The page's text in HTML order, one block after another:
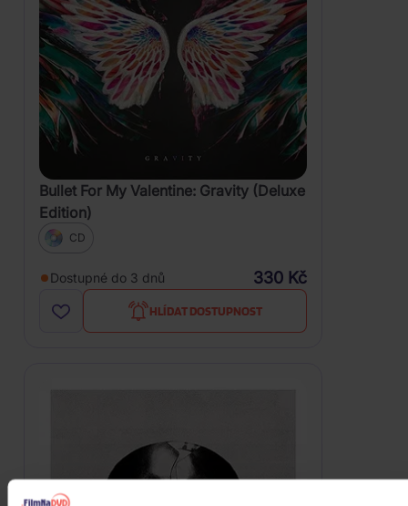
Bullet For My Valentine: Gravity (Deluxe
Edition)
CD
Dostupné do 3 dnů 330 Kč
HLÍDAT DOSTUPNOST